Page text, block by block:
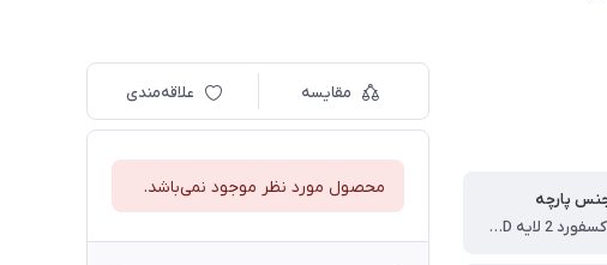
پارچه
آکسفورد 2 لایه 600D
مقایسه علاقه‌مندی
محصول مورد نظر موجود نمی‌باشد.